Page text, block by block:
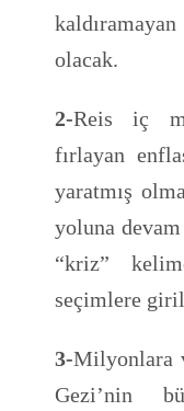
olacak.
2-Reis iç
fırlayan
yaratmış
yoluna
“kriz”
seçimlere
3-Milyonlara
Gezi’nin